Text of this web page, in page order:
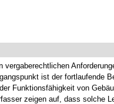
ist der fortlaufende
Funktionsfähigkeit von
zeigen auf, dass solche